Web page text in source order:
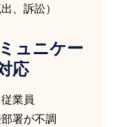
、訴訟）
ュニケー
応
業員
署が不調